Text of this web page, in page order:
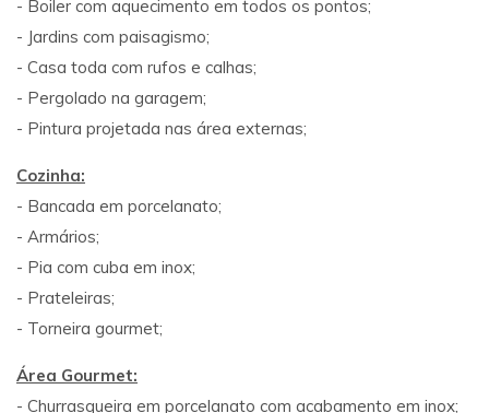
- Boiler com aquecimento em todos os pontos;
- Jardins com paisagismo;
- Casa toda com rufos e calhas;
- Pergolado na garagem;
- Pintura projetada nas área externas;
Cozinha:
- Bancada em porcelanato;
- Armários;
- Pia com cuba em inox;
- Prateleiras;
- Torneira gourmet;
Área Gourmet:
- Churrasqueira em porcelanato com acabamento em inox;